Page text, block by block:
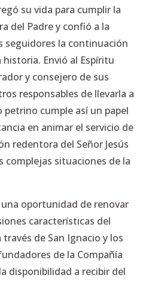
su vida para cumplir la
del Padre y confió a la
seguidores la continuación
Envió al Espíritu
y consejero de sus
responsables de llevarla a
petrino cumple así un papel
en animar el servicio de
redentora del Señor Jesús
complejas situaciones de la
oportunidad de renovar
características del
de San Ignacio y los
de la Compañía
disponibilidad a recibir del